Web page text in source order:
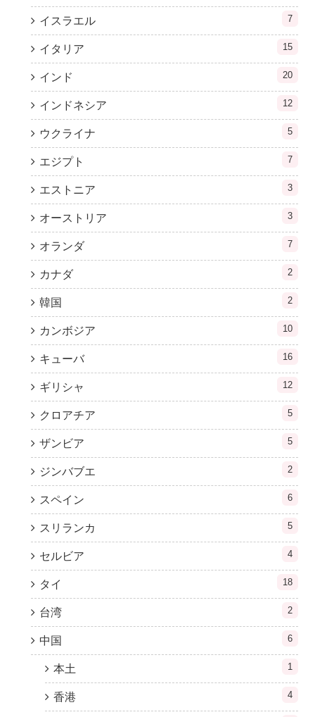
イスラエル 7
イタリア 15
インド 20
インドネシア 12
ウクライナ 5
エジプト 7
エストニア 3
オーストリア 3
オランダ 7
カナダ 2
韓国 2
カンボジア 10
キューバ 16
ギリシャ 12
クロアチア 5
ザンビア 5
ジンバブエ 2
スペイン 6
スリランカ 5
セルビア 4
タイ 18
台湾 2
中国 6
本土 1
香港 4